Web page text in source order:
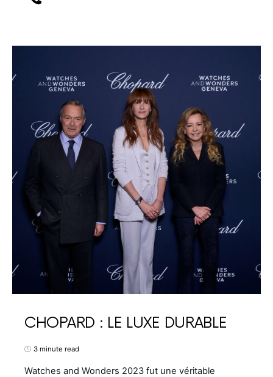
CHOPARD : LE LUXE DURABLE
3 minute read
Watches and Wonders 2023 fut une véritable